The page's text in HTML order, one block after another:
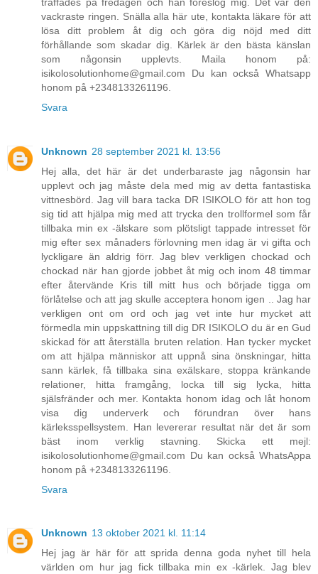
vackraste ringen. Snälla alla här ute, kontakta läkare för att
lösa ditt problem åt dig och göra dig nöjd med ditt
förhållande som skadar dig. Kärlek är den bästa känslan
som någonsin upplevts. Maila honom på:
isikolosolutionhome@gmail.com Du kan också Whatsapp
honom på +2348133261196.
Svara
Unknown 28 september 2021 kl. 13:56
Hej alla, det här är det underbaraste jag någonsin har
upplevt och jag måste dela med mig av detta fantastiska
vittnesbörd. Jag vill bara tacka DR ISIKOLO för att hon tog
sig tid att hjälpa mig med att trycka den trollformel som får
tillbaka min ex -älskare som plötsligt tappade intresset för
mig efter sex månaders förlovning men idag är vi gifta och
lyckligare än aldrig förr. Jag blev verkligen chockad och
chockad när han gjorde jobbet åt mig och inom 48 timmar
efter återvände Kris till mitt hus och började tigga om
förlåtelse och att jag skulle acceptera honom igen .. Jag har
verkligen ont om ord och jag vet inte hur mycket att
förmedla min uppskattning till dig DR ISIKOLO du är en Gud
skickad för att återställa bruten relation. Han tycker mycket
om att hjälpa människor att uppnå sina önskningar, hitta
sann kärlek, få tillbaka sina exälskare, stoppa kränkande
relationer, hitta framgång, locka till sig lycka, hitta
själsfränder och mer. Kontakta honom idag och låt honom
visa dig underverk och förundran över hans
kärleksspellsystem. Han levererar resultat när det är som
bäst inom verklig stavning. Skicka ett mejl:
isikolosolutionhome@gmail.com Du kan också WhatsAppa
honom på +2348133261196.
Svara
Unknown 13 oktober 2021 kl. 11:14
Hej jag är här för att sprida denna goda nyhet till hela
världen om hur jag fick tillbaka min ex -kärlek. Jag blev